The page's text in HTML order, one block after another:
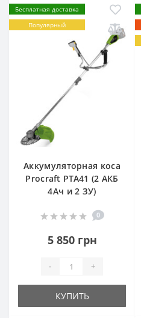
Бесплатная доставка
Популярный
Аккумуляторная коса
Procraft PTA41 (2 АКБ
4Ач и 2 ЗУ)
0
5 850 грн
- +
КУПИТЬ